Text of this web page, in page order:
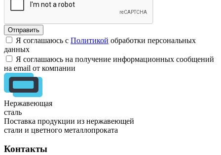
Я соглашаюсь с Политикой обработки персональных
данных
Я соглашаюсь на получение информационных сообщений
на email от компании
Нержавеющая
сталь
Поставка продукции из нержавеющей
стали и цветного металлопроката
Контакты